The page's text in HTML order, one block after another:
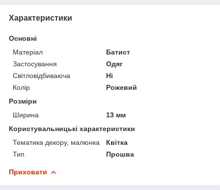
Характеристики
Основні
Матеріал
Батист
Застосування
Одяг
Світловідбиваюча
Ні
Колір
Рожевий
Розміри
Ширина
13 мм
Користувальницькі характеристики
Тематика декору, малюнка
Квітка
Тип
Прошва
Приховати